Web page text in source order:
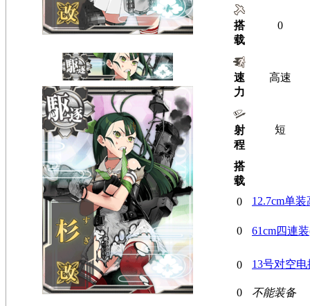
搭
载
0
速
力
高速
射
程
短
搭
载
0
12.7cm单
0 61cm四連
0 13号对空电
0 不能装备